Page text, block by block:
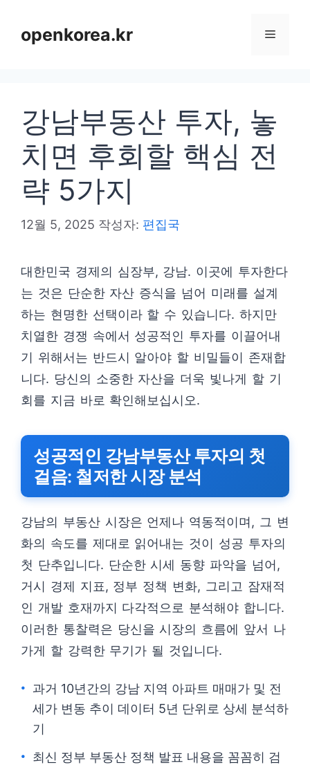
openkorea.kr 메
강남부동산 투자, 놓
치면 후회할 핵심 전
략 5가지
12월 5, 2025 작성자: 편집국
대한민국 경제의 심장부, 강남. 이곳에 투자한다
는 것은 단순한 자산 증식을 넘어 미래를 설계
하는 현명한 선택이라 할 수 있습니다. 하지만
치열한 경쟁 속에서 성공적인 투자를 이끌어내
기 위해서는 반드시 알아야 할 비밀들이 존재합
니다. 당신의 소중한 자산을 더욱 빛나게 할 기
회를 지금 바로 확인해보십시오.
성공적인 강남부동산 투자의 첫
걸음: 철저한 시장 분석
강남의 부동산 시장은 언제나 역동적이며, 그 변
화의 속도를 제대로 읽어내는 것이 성공 투자의
첫 단추입니다. 단순한 시세 동향 파악을 넘어,
거시 경제 지표, 정부 정책 변화, 그리고 잠재적
인 개발 호재까지 다각적으로 분석해야 합니다.
이러한 통찰력은 당신을 시장의 흐름에 앞서 나
가게 할 강력한 무기가 될 것입니다.
과거 10년간의 강남 지역 아파트 매매가 및 전
세가 변동 추이 데이터 5년 단위로 상세 분석하
기
최신 정부 부동산 정책 발표 내용을 꼼꼼히 검